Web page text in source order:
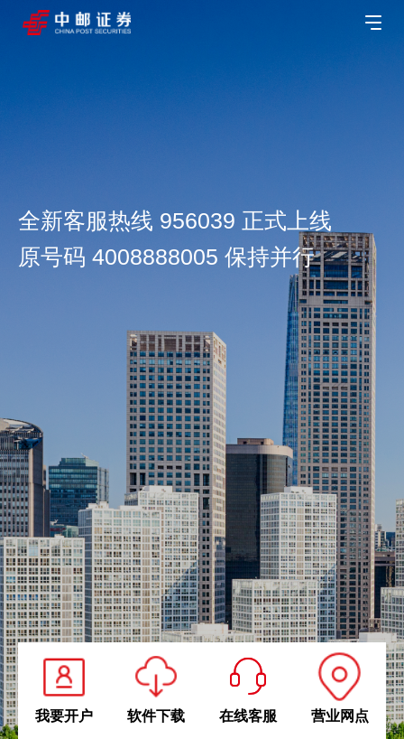
全新客服热线 956039 正式上线
原号码 4008888005 保持并行
我要开户 软件下载 在线客服 营业网点